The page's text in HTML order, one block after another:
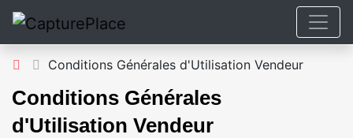
Conditions Générales d'Utilisation Vendeur
Conditions Générales
d'Utilisation Vendeur